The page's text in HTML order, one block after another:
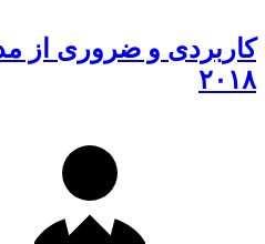
کاربردی و ضروری از مد
۲۰۱۸